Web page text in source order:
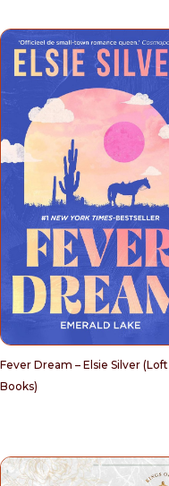
Fever Dream – Elsie Silver (Loft
Books)